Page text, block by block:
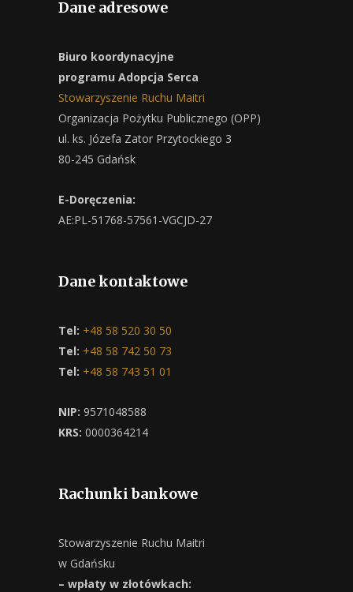
Dane adresowe
Biuro koordynacyjne
programu Adopcja Serca
Stowarzyszenie Ruchu Maitri
Organizacja Pożytku Publicznego (OPP)
ul. ks. Józefa Zator Przytockiego 3
80-245 Gdańsk
E-Doręczenia:
AE:PL-51768-57561-VGCJD-27
Dane kontaktowe
Tel: +48 58 520 30 50
Tel: +48 58 742 50 73
Tel: +48 58 743 51 01
NIP: 9571048588
KRS: 0000364214
Rachunki bankowe
Stowarzyszenie Ruchu Maitri
w Gdańsku
– wpłaty w złotówkach: